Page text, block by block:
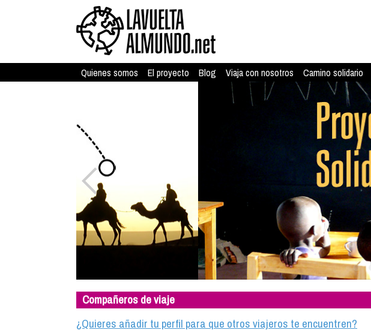
Quienes somos El proyecto Blog Viaja con nosotros Camino solidario
Compañeros de viaje
¿Quieres añadir tu perfil para que otros viajeros te encuentren?